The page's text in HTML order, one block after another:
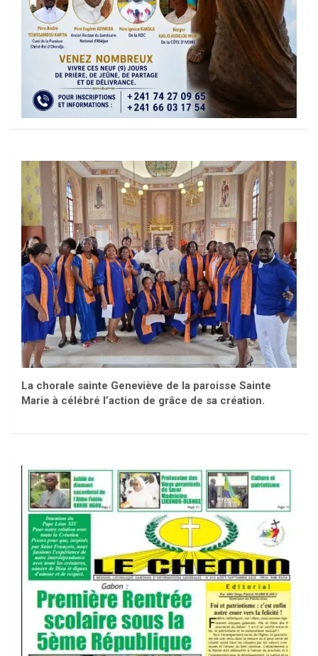
La chorale sainte Geneviève de la paroisse Sainte
Marie à célébré l’action de grâce de sa création.